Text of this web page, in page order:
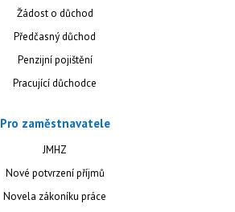
Žádost o důchod
Předčasný důchod
Penzijní pojištění
Pracující důchodce
Pro zaměstnavatele
JMHZ
Nové potvrzení příjmů
Novela zákoníku práce